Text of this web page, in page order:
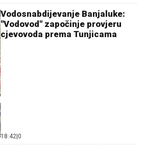
Vodosnabdijevanje Banjaluke:
"Vodovod" započinje provjeru
cjevovoda prema Tunjicama
18:42 0